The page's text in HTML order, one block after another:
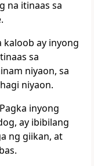
na itinaas sa
kaloob ay inyong
sa
niyaon, sa
niyaon.
inyong
ay ibibilang
ng giikan, at